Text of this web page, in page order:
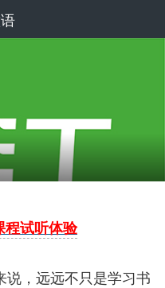
程试听体验
说，远远不只是学习书